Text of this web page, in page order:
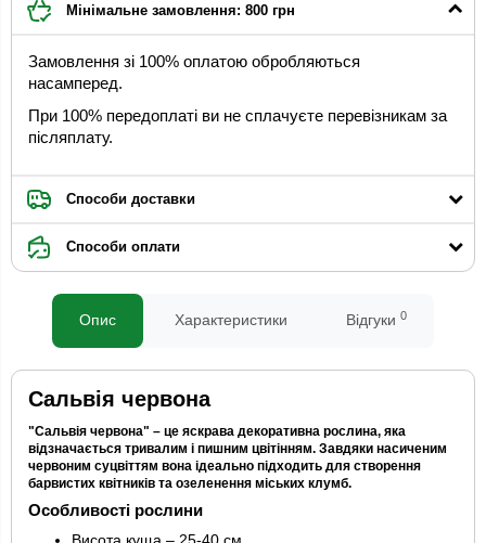
Мінімальне замовлення: 800 грн
Замовлення зі 100% оплатою обробляються
насамперед.
При 100% передоплаті ви не сплачуєте перевізникам за
післяплату.
Способи доставки
Способи оплати
Опис Характеристики Відгуки 0
Сальвія червона
"Сальвія червона" – це яскрава декоративна рослина, яка
відзначається тривалим і пишним цвітінням. Завдяки насиченим
червоним суцвіттям вона ідеально підходить для створення
барвистих квітників та озеленення міських клумб.
Особливості рослини